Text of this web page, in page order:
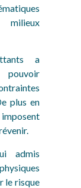
a
pouvoir
plus en
admis
le risque